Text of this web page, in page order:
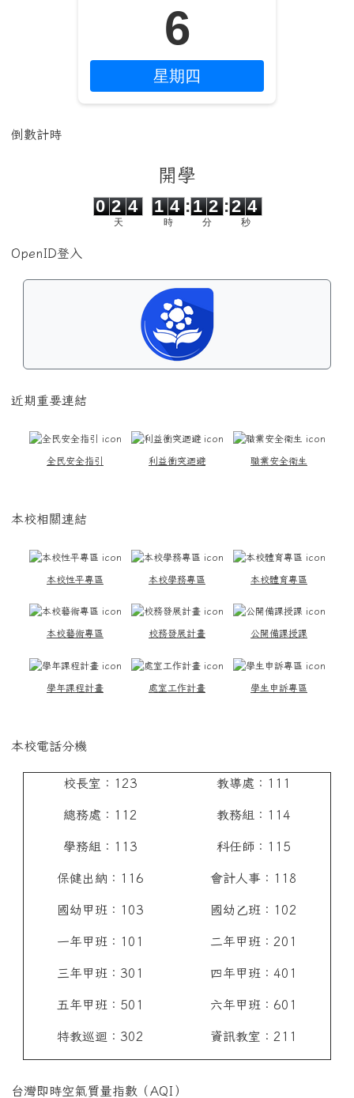
6
星期四
倒數計時
開學
0 2 4
天
1
1
4
4
時
:1 2
分
:2 4
秒
OpenID登入
近期重要連結
全民安全指引 利益衝突迴避 職業安全衛生
本校相關連結
本校性平專區 本校學務專區 本校體育專區
本校藝術專區 校務發展計畫 公開備課授課
學年課程計畫 處室工作計畫 學生申訴專區
本校電話分機
校長室：123
總務處：112
學務組：113
保健出納：116
國幼甲班：103
一年甲班：101
三年甲班：301
五年甲班：501
特教巡迴：302
教導處：111
教務組：114
科任師：115
會計人事：118
國幼乙班：102
二年甲班：201
四年甲班：401
六年甲班：601
資訊教室：211
台灣即時空氣質量指數（AQI）